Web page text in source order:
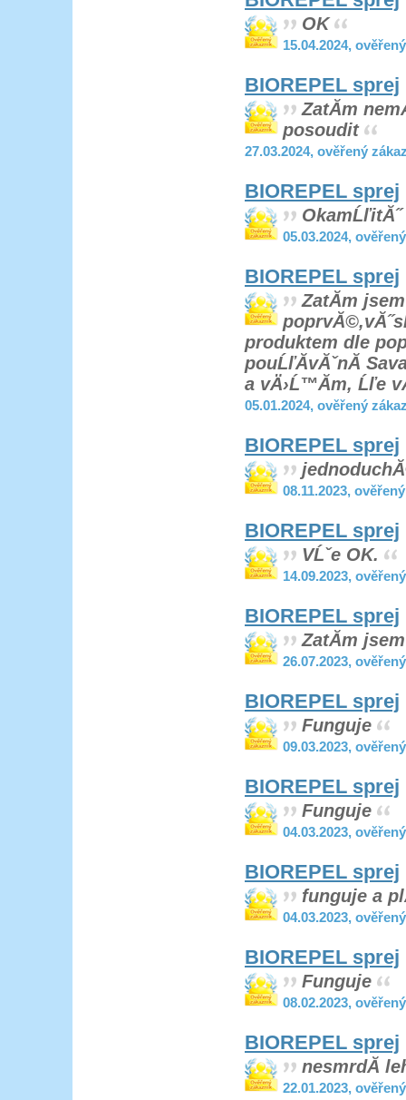
OK
15.04.2024,
BIOREPEL sprej
ZatĂ­m
posoudit
27.03.2024, ověřený
BIOREPEL sprej
05.03.2024,
BIOREPEL sprej
ZatĂ­m
produktem dle
pouĹľĂ­vĂˇnĂ­
a vÄ›Ĺ™Ă­m, Ĺľe
05.01.2024, ověřený
BIOREPEL sprej
08.11.2023,
BIOREPEL sprej
VĹˇe OK.
14.09.2023,
BIOREPEL sprej
ZatĂ­m
26.07.2023,
BIOREPEL sprej
Funguje
09.03.2023,
BIOREPEL sprej
Funguje
04.03.2023,
BIOREPEL sprej
funguje a
04.03.2023,
BIOREPEL sprej
Funguje
08.02.2023,
BIOREPEL sprej
nesmrdĂ­
22.01.2023,